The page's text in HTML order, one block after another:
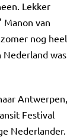
Lekker
Manon van
nog heel
Nederland was
Antwerpen,
Festival
Nederlander.